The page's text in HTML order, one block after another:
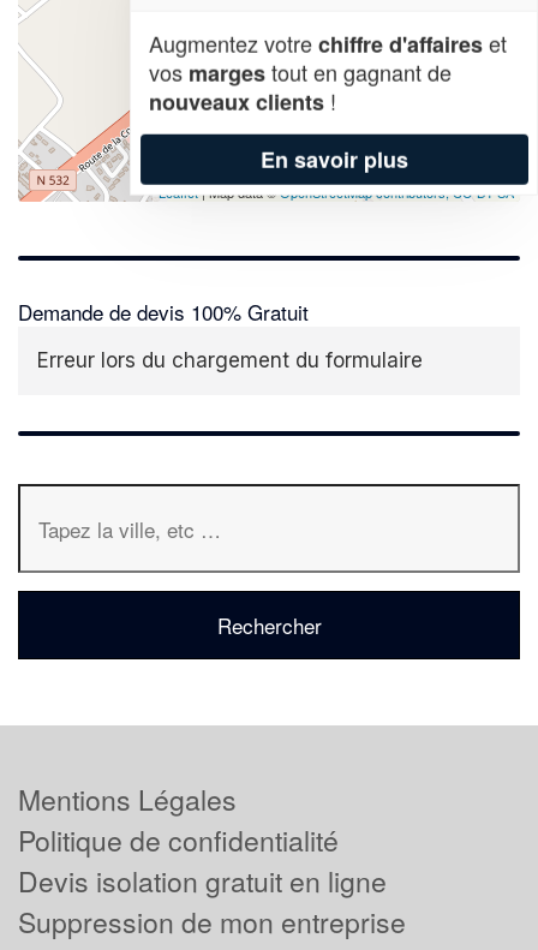
Leaflet| Map data ©OpenStreetMap contributors,CC-BY-SA
Demande de devis 100% Gratuit
Erreur lors du chargement du formulaire
Augmentez votrechiffre d'affaireset
vos margestout en gagnant de
nouveaux clients !
En savoir plus
Mentions Légales
Politique de confidentialité
Devis isolation gratuit en ligne
Suppression de mon entreprise